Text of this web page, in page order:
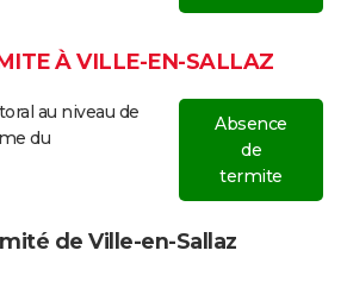
À VILLE-EN-SALLAZ
au niveau de
du
Absence
de
termite
de Ville-en-Sallaz